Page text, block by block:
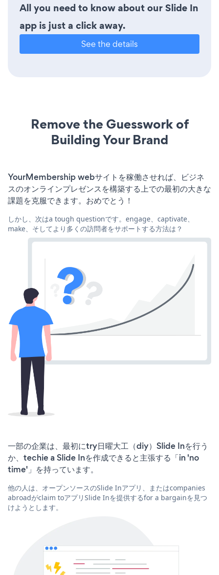
All you need to know about our Slide In
app is just a click away.
See the details
Remove the Guesswork of
Building Your Brand
YourMembership webサイトを稼働させれば、ビジネ
スのオンラインプレゼンスを構築する上での最初の大きな
課題を克服できます。おめでとう！
しかし、次はa tough questionです。engage、captivate、
make、そしてより多くの訪問者をサポートする方法は？
一部の企業は、最初にtry日曜大工（diy）Slide Inを行う
か、techie a Slide Inを作成できると主張する「in 'no
time'」を持っています。
他の人は、オープンソースのSlide Inアプリ、またはcompanies
abroadがclaim toアプリSlide Inを提供するfor a bargainを見つ
けようとします。